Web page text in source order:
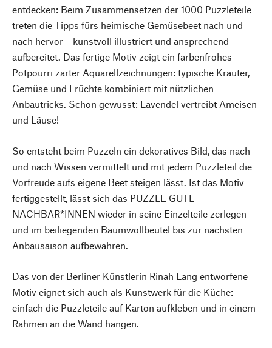
entdecken: Beim Zusammensetzen der 1000 Puzzleteile
treten die Tipps fürs heimische Gemüsebeet nach und
nach hervor – kunstvoll illustriert und ansprechend
aufbereitet. Das fertige Motiv zeigt ein farbenfrohes
Potpourri zarter Aquarellzeichnungen: typische Kräuter,
Gemüse und Früchte kombiniert mit nützlichen
Anbautricks. Schon gewusst: Lavendel vertreibt Ameisen
und Läuse!
So entsteht beim Puzzeln ein dekoratives Bild, das nach
und nach Wissen vermittelt und mit jedem Puzzleteil die
Vorfreude aufs eigene Beet steigen lässt. Ist das Motiv
fertiggestellt, lässt sich das PUZZLE GUTE
NACHBAR*INNEN wieder in seine Einzelteile zerlegen
und im beiliegenden Baumwollbeutel bis zur nächsten
Anbausaison aufbewahren.
Das von der Berliner Künstlerin Rinah Lang entworfene
Motiv eignet sich auch als Kunstwerk für die Küche:
einfach die Puzzleteile auf Karton aufkleben und in einem
Rahmen an die Wand hängen.